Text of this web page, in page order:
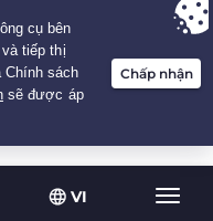
VI
years at $